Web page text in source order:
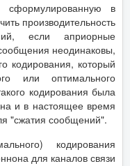
в
производительность
если априорные
неодинаковы,
кодирования, который
или оптимального
кодирования была
и в настоящее время
"сжатия сообщений".
кодирования
для каналов связи